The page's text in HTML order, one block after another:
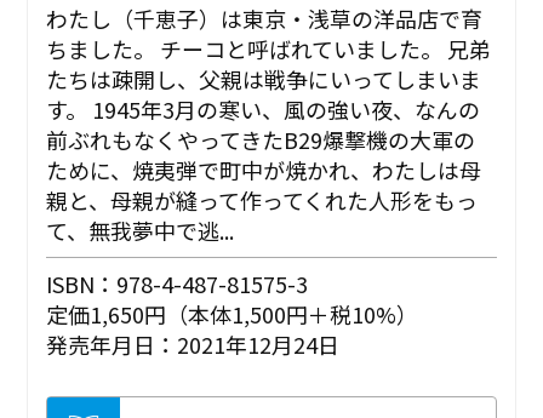
わたし（千恵子）は東京・浅草の洋品店で育
ちました。 チーコと呼ばれていました。 兄弟
たちは疎開し、父親は戦争にいってしまいま
す。 1945年3月の寒い、風の強い夜、なんの
前ぶれもなくやってきたB29爆撃機の大軍の
ために、焼夷弾で町中が焼かれ、わたしは母
親と、母親が縫って作ってくれた人形をもっ
て、無我夢中で逃...
ISBN：978-4-487-81575-3
定価1,650円（本体1,500円＋税10%）
発売年月日：2021年12月24日